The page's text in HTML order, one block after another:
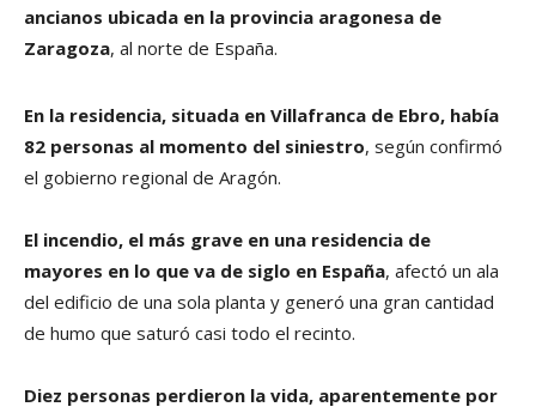
ancianos ubicada en la provincia aragonesa de
Zaragoza, al norte de España.
En la residencia, situada en Villafranca de Ebro, había
82 personas al momento del siniestro, según confirmó
el gobierno regional de Aragón.
El incendio, el más grave en una residencia de
mayores en lo que va de siglo en España, afectó un ala
del edificio de una sola planta y generó una gran cantidad
de humo que saturó casi todo el recinto.
Diez personas perdieron la vida, aparentemente por